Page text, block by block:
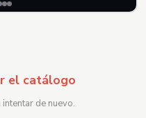
el catálogo
de nuevo.